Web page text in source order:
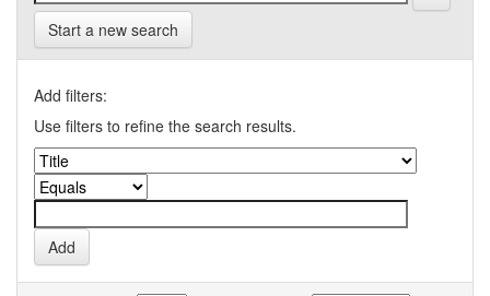
Start a new search
Add filters:
Use filters to refine the search results.